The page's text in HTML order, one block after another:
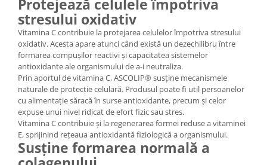
Protejează celulele împotriva
stresului oxidativ
Vitamina C contribuie la protejarea celulelor împotriva stresului
oxidativ. Acesta apare atunci când există un dezechilibru între
formarea compușilor reactivi și capacitatea sistemelor
antioxidante ale organismului de a-i neutraliza.
Prin aportul de vitamina C, ASCOLIP® susține mecanismele
naturale de protecție celulară. Produsul poate fi util persoanelor
cu alimentație săracă în surse antioxidante, precum și celor
expuse unui nivel ridicat de efort fizic sau stres.
Vitamina C contribuie și la regenerarea formei reduse a vitaminei
E, sprijinind rețeaua antioxidantă fiziologică a organismului.
Susține formarea normală a